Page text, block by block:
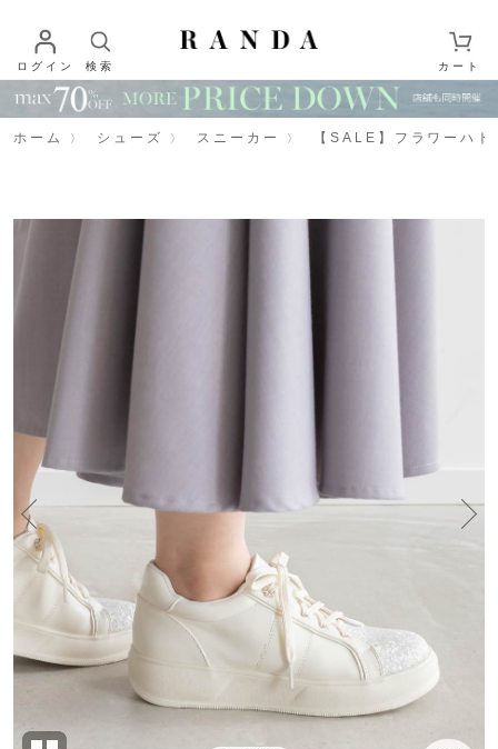
ログイン 検索 カート
ホーム シューズ スニーカー 【SALE】フラワーハ